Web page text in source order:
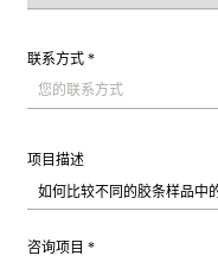
联系方式 *
项目描述
咨询项目 *